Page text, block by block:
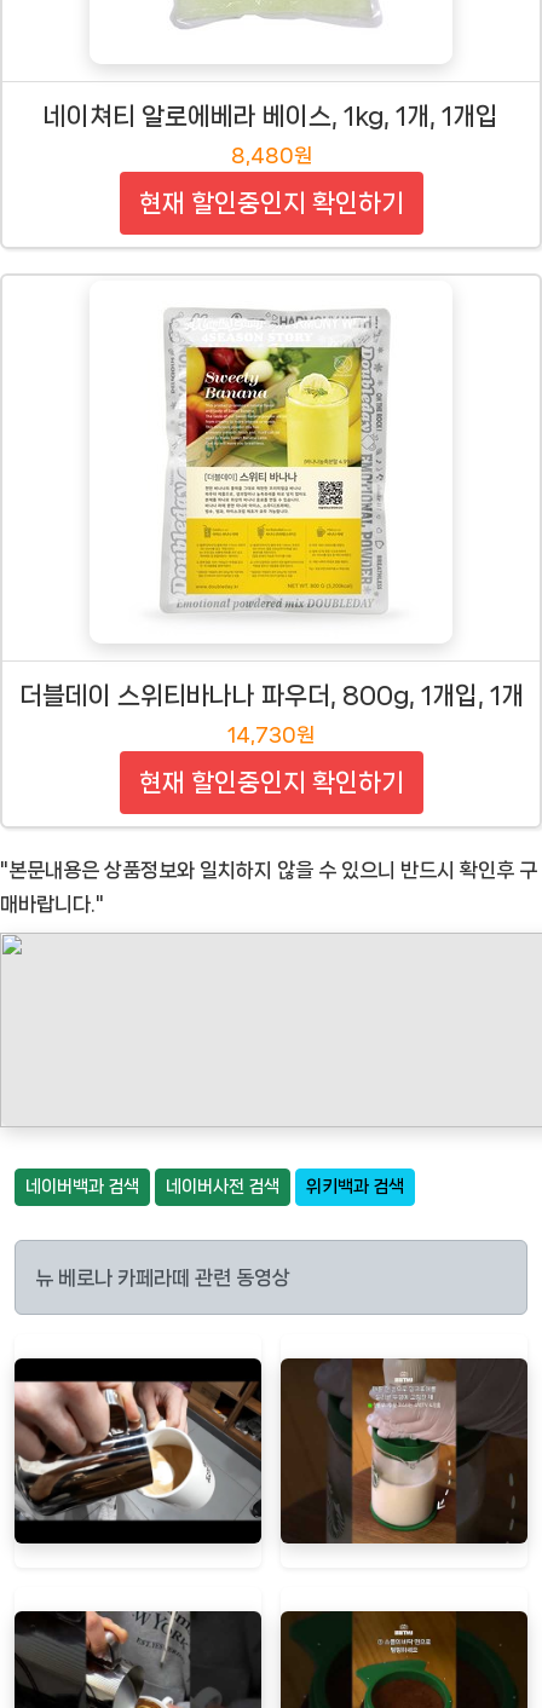
네이쳐티 알로에베라 베이스, 1kg, 1개, 1개입
8,480원
현재 할인중인지 확인하기
더블데이 스위티바나나 파우더, 800g, 1개입, 1개
14,730원
현재 할인중인지 확인하기
"본문내용은 상품정보와 일치하지 않을 수 있으니 반드시 확인후 구
매바랍니다."
네이버백과 검색 네이버사전 검색 위키백과 검색
뉴 베로나 카페라떼 관련 동영상